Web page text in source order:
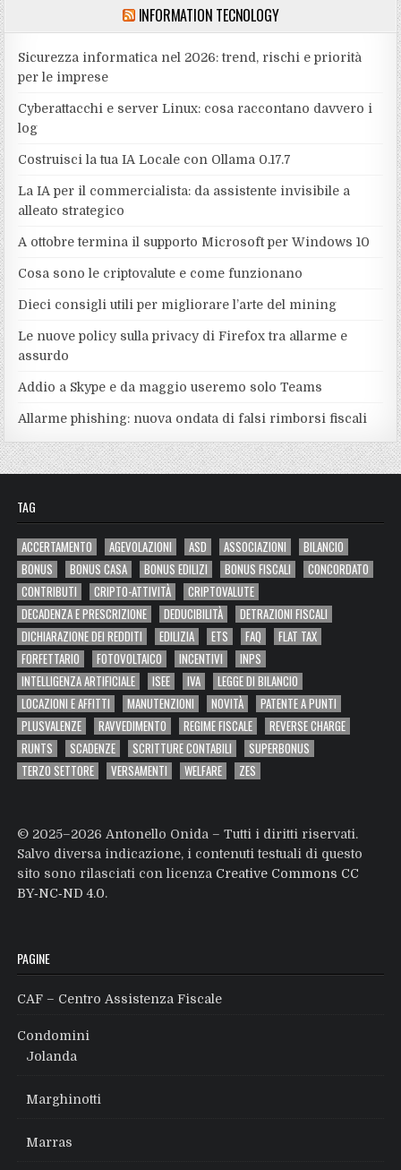
INFORMATION TECNOLOGY
Sicurezza informatica nel 2026: trend, rischi e priorità
per le imprese
Cyberattacchi e server Linux: cosa raccontano davvero i
log
Costruisci la tua IA Locale con Ollama 0.17.7
La IA per il commercialista: da assistente invisibile a
alleato strategico
A ottobre termina il supporto Microsoft per Windows 10
Cosa sono le criptovalute e come funzionano
Dieci consigli utili per migliorare l’arte del mining
Le nuove policy sulla privacy di Firefox tra allarme e
assurdo
Addio a Skype e da maggio useremo solo Teams
Allarme phishing: nuova ondata di falsi rimborsi fiscali
TAG
ACCERTAMENTO AGEVOLAZIONI ASD ASSOCIAZIONI
BILANCIO
BONUS
BONUS CASA BONUS EDILIZI BONUS FISCALI
CONCORDATO
CONTRIBUTI
CRIPTO-ATTIVITÀ
CRIPTOVALUTE
DECADENZA E PRESCRIZIONE
DEDUCIBILITÀ
DETRAZIONI FISCALI
DICHIARAZIONE DEI REDDITI
EDILIZIA ETS FAQ
FLAT TAX
FORFETTARIO
FOTOVOLTAICO INCENTIVI
INPS
INTELLIGENZA ARTIFICIALE
ISEE IVA
LEGGE DI BILANCIO
LOCAZIONI E AFFITTI
MANUTENZIONI NOVITÀ
PATENTE A PUNTI
PLUSVALENZE
RAVVEDIMENTO REGIME FISCALE
REVERSE CHARGE
RUNTS
SCADENZE SCRITTURE CONTABILI
SUPERBONUS
TERZO SETTORE
VERSAMENTI WELFARE ZES
© 2025–2026 Antonello Onida – Tutti i diritti riservati.
Salvo diversa indicazione, i contenuti testuali di questo
sito sono rilasciati con licenza Creative Commons CC
BY‑NC‑ND 4.0.
PAGINE
CAF – Centro Assistenza Fiscale
Condomini
Jolanda
Marghinotti
Marras